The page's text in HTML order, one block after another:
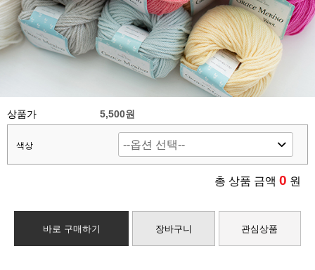
상품가 5,500원
색상
총 상품 금액 0 원
바로 구매하기 장바구니 관심상품